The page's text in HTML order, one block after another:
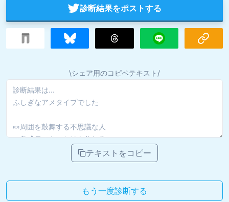
診断結果をポストする
\シェア用のコピペテキスト/
テキストをコピー
もう一度診断する